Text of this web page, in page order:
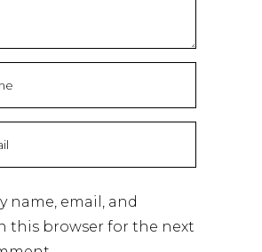
name, email, and
this browser for the next